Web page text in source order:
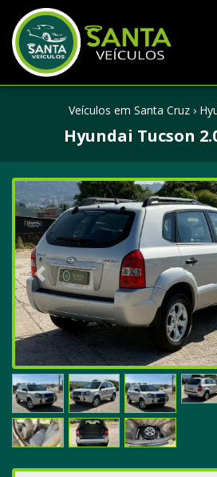
Veículos em Santa Cruz ›
Hyundai Tucson
Anterior